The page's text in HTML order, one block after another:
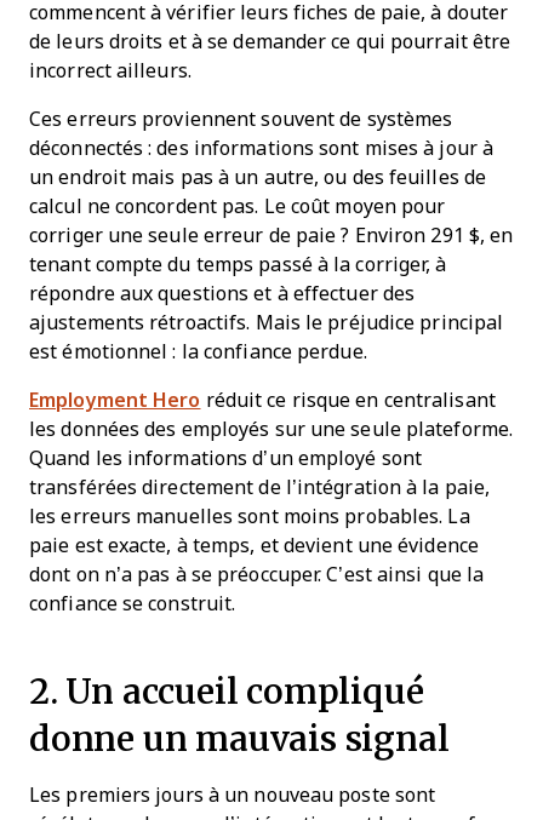
commencent à vérifier leurs fiches de paie, à douter
de leurs droits et à se demander ce qui pourrait être
incorrect ailleurs.
Ces erreurs proviennent souvent de systèmes
déconnectés : des informations sont mises à jour à
un endroit mais pas à un autre, ou des feuilles de
calcul ne concordent pas. Le coût moyen pour
corriger une seule erreur de paie ? Environ 291 $, en
tenant compte du temps passé à la corriger, à
répondre aux questions et à effectuer des
ajustements rétroactifs. Mais le préjudice principal
est émotionnel : la confiance perdue.
Employment Hero réduit ce risque en centralisant
les données des employés sur une seule plateforme.
Quand les informations d’un employé sont
transférées directement de l’intégration à la paie,
les erreurs manuelles sont moins probables. La
paie est exacte, à temps, et devient une évidence
dont on n’a pas à se préoccuper. C’est ainsi que la
confiance se construit.
2. Un accueil compliqué
donne un mauvais signal
Les premiers jours à un nouveau poste sont